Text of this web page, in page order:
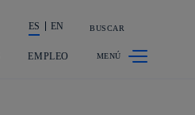
La acción en accionistas e inversores
ES EN BUSCAR
EMPLEO